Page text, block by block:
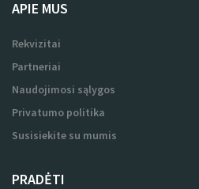
APIE MUS
Rekvizitai
Partneriai
Naudojimosi sąlygos
Privatumo politika
Susisiekite su mumis
PRADĖTI